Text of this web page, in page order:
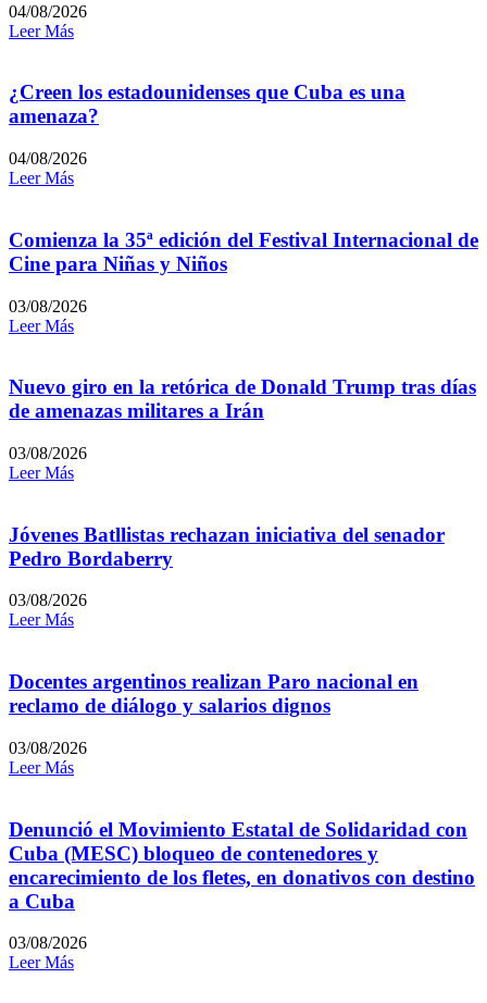
04/08/2026
Leer Más
¿Creen los estadounidenses que Cuba es una
amenaza?
04/08/2026
Leer Más
Comienza la 35ª edición del Festival Internacional de
Cine para Niñas y Niños
03/08/2026
Leer Más
Nuevo giro en la retórica de Donald Trump tras días
de amenazas militares a Irán
03/08/2026
Leer Más
Jóvenes Batllistas rechazan iniciativa del senador
Pedro Bordaberry
03/08/2026
Leer Más
Docentes argentinos realizan Paro nacional en
reclamo de diálogo y salarios dignos
03/08/2026
Leer Más
Denunció el Movimiento Estatal de Solidaridad con
Cuba (MESC) bloqueo de contenedores y
encarecimiento de los fletes, en donativos con destino
a Cuba
03/08/2026
Leer Más